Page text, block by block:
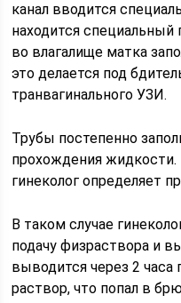
канал вводится
находится
во влагалище матка
это делается под
транвагинального УЗИ.
Трубы постепенно
прохождения
гинеколог определяет
В таком случае
подачу физраствора и
выводится через 2 часа
раствор, что попал в